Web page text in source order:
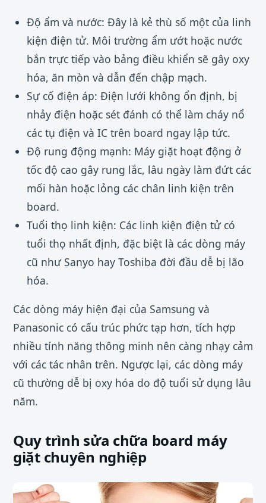
Độ ẩm và nước: Đây là kẻ thù số một của linh
kiện điện tử. Môi trường ẩm ướt hoặc nước
bắn trực tiếp vào bảng điều khiển sẽ gây oxy
hóa, ăn mòn và dẫn đến chập mạch.
Sự cố điện áp: Điện lưới không ổn định, bị
nhảy điện hoặc sét đánh có thể làm cháy nổ
các tụ điện và IC trên board ngay lập tức.
Độ rung động mạnh: Máy giặt hoạt động ở
tốc độ cao gây rung lắc, lâu ngày làm đứt các
mối hàn hoặc lỏng các chân linh kiện trên
board.
Tuổi thọ linh kiện: Các linh kiện điện tử có
tuổi thọ nhất định, đặc biệt là các dòng máy
cũ như Sanyo hay Toshiba đời đầu dễ bị lão
hóa.
Các dòng máy hiện đại của Samsung và
Panasonic có cấu trúc phức tạp hơn, tích hợp
nhiều tính năng thông minh nên càng nhạy cảm
với các tác nhân trên. Ngược lại, các dòng máy
cũ thường dễ bị oxy hóa do độ tuổi sử dụng lâu
năm.
Quy trình sửa chữa board máy
giặt chuyên nghiệp